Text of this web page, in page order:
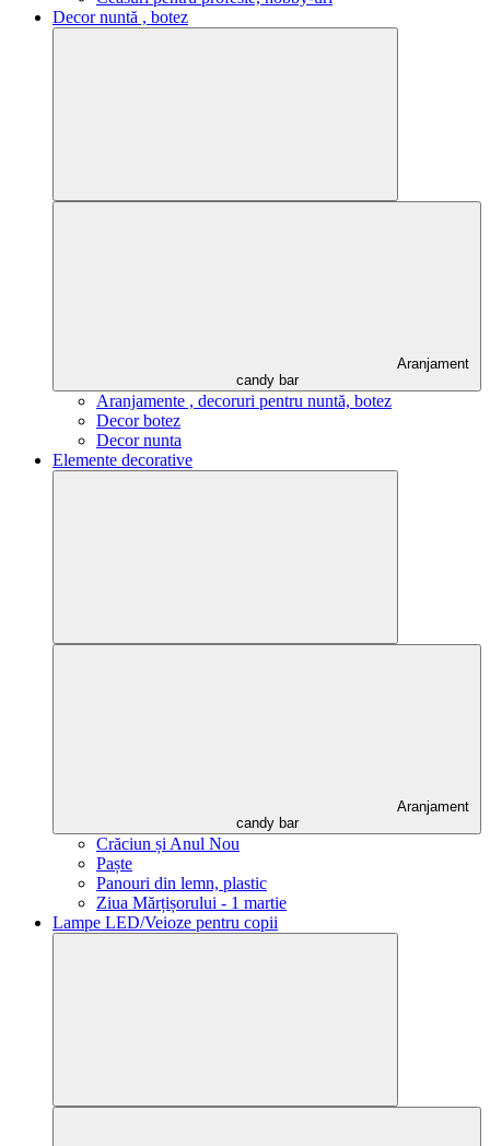
Decor nuntă , botez
Aranjament
candy bar
Aranjamente , decoruri pentru nuntă, botez
Decor botez
Decor nunta
Elemente decorative
Aranjament
candy bar
Crăciun și Anul Nou
Paște
Panouri din lemn, plastic
Ziua Mărțișorului - 1 martie
Lampe LED/Veioze pentru copii